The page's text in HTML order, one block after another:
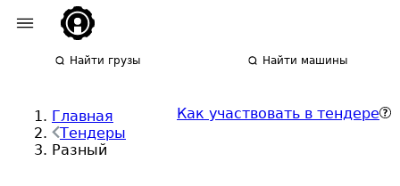
Найти грузы Найти машины
Главная
Тендеры
Разный
Как участвовать в тендере